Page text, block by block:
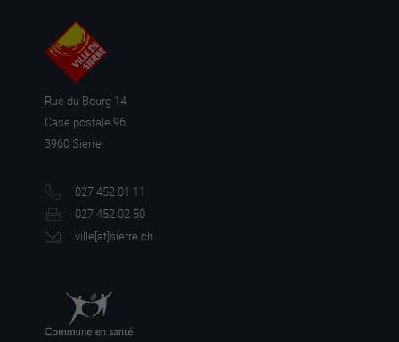
Rue du Bourg 14
Case postale 96
3960 Sierre
027 452 01 11
027 452 02 50
ville[at]sierre.ch